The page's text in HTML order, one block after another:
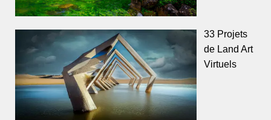
33 Projets
de Land Art
Virtuels